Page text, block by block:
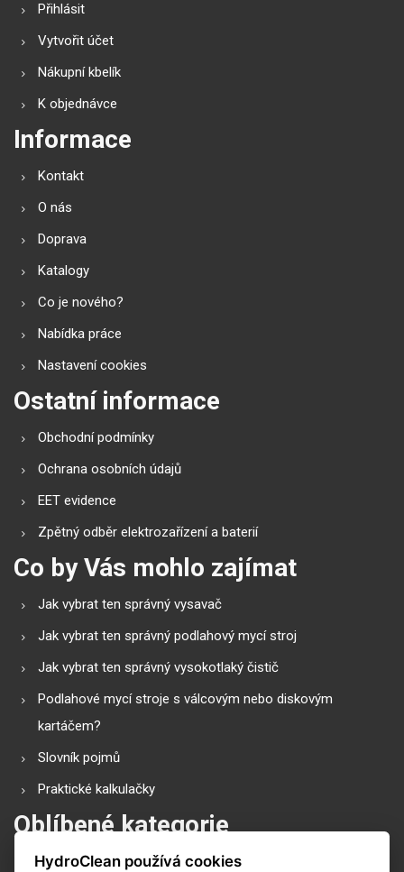
Přihlásit
Vytvořit účet
Nákupní kbelík
K objednávce
Informace
Kontakt
O nás
Doprava
Katalogy
Co je nového?
Nabídka práce
Nastavení cookies
Ostatní informace
Obchodní podmínky
Ochrana osobních údajů
EET evidence
Zpětný odběr elektrozařízení a baterií
Co by Vás mohlo zajímat
Jak vybrat ten správný vysavač
Jak vybrat ten správný podlahový mycí stroj
Jak vybrat ten správný vysokotlaký čistič
Podlahové mycí stroje s válcovým nebo diskovým
kartáčem?
Slovník pojmů
Praktické kalkulačky
Oblíbené kategorie
Průmyslové vysavače
HydroClean používá cookies